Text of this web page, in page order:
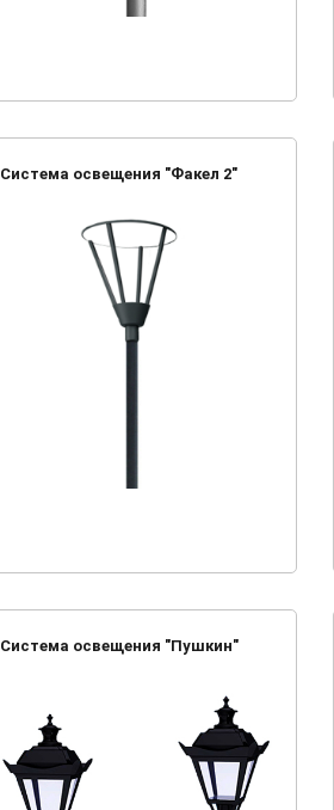
Система освещения "Факел 2"
Система освещения "Пушкин"